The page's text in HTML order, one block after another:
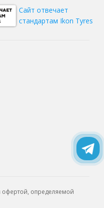
Сайт отвечает
стандартам Ikon Tyres
офертой, определяемой